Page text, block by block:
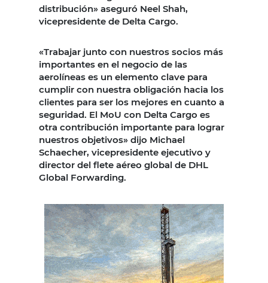
distribución» aseguró Neel Shah,
vicepresidente de Delta Cargo.
«Trabajar junto con nuestros socios más
importantes en el negocio de las
aerolíneas es un elemento clave para
cumplir con nuestra obligación hacia los
clientes para ser los mejores en cuanto a
seguridad. El MoU con Delta Cargo es
otra contribución importante para lograr
nuestros objetivos» dijo Michael
Schaecher, vicepresidente ejecutivo y
director del flete aéreo global de DHL
Global Forwarding.